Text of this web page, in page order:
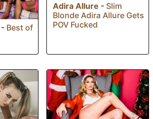
- Best of
Adira Allure - Slim
Blonde Adira Allure Gets
POV Fucked